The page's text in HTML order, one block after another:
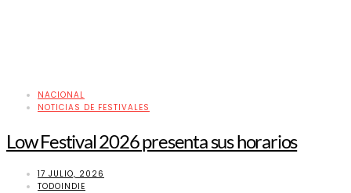
NACIONAL
NOTICIAS DE FESTIVALES
Low Festival 2026 presenta sus horarios
17 JULIO, 2026
TODOINDIE